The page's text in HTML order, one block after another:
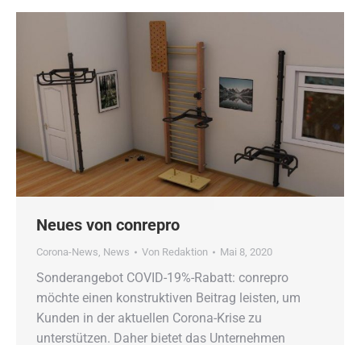
Neues von conrepro
Corona-News, News Von Redaktion Mai 8, 2020
Sonderangebot COVID-19%-Rabatt: conrepro
möchte einen konstruktiven Beitrag leisten, um
Kunden in der aktuellen Corona-Krise zu
unterstützen. Daher bietet das Unternehmen